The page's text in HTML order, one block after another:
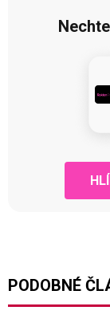
PODOBNÉ